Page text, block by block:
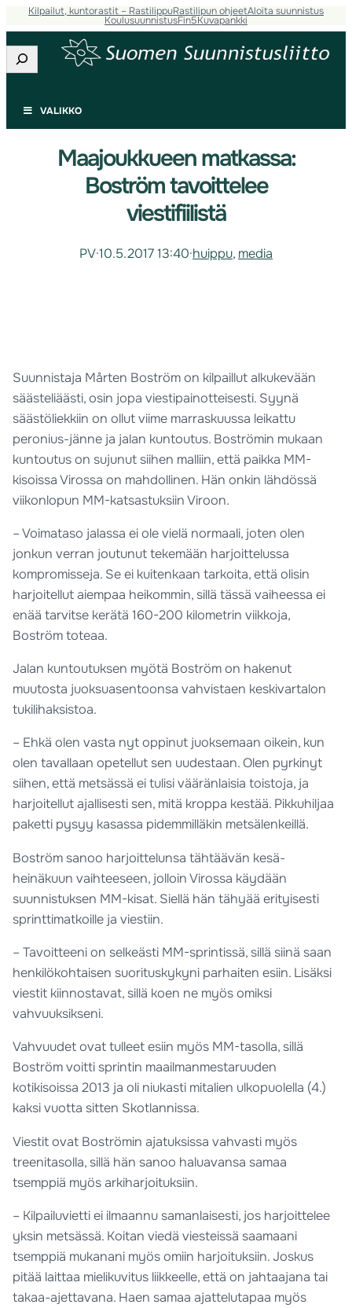
Kilpailut, kuntorastit – RastilippuRastilipun ohjeetAloita suunnistus
KoulusuunnistusFin5Kuvapankki
Etsi
VALIKKO
Maajoukkueen matkassa:
Boström tavoittelee
viestifiilistä
PV·10.5.2017 13:40·huippu, media
Suunnistaja Mårten Boström on kilpaillut alkukevään
säästeliäästi, osin jopa viestipainotteisesti. Syynä
säästöliekkiin on ollut viime marraskuussa leikattu
peronius-jänne ja jalan kuntoutus. Boströmin mukaan
kuntoutus on sujunut siihen malliin, että paikka MM-
kisoissa Virossa on mahdollinen. Hän onkin lähdössä
viikonlopun MM-katsastuksiin Viroon.
– Voimataso jalassa ei ole vielä normaali, joten olen
jonkun verran joutunut tekemään harjoittelussa
kompromisseja. Se ei kuitenkaan tarkoita, että olisin
harjoitellut aiempaa heikommin, sillä tässä vaiheessa ei
enää tarvitse kerätä 160-200 kilometrin viikkoja,
Boström toteaa.
Jalan kuntoutuksen myötä Boström on hakenut
muutosta juoksuasentoonsa vahvistaen keskivartalon
tukilihaksistoa.
– Ehkä olen vasta nyt oppinut juoksemaan oikein, kun
olen tavallaan opetellut sen uudestaan. Olen pyrkinyt
siihen, että metsässä ei tulisi vääränlaisia toistoja, ja
harjoitellut ajallisesti sen, mitä kroppa kestää. Pikkuhiljaa
paketti pysyy kasassa pidemmilläkin metsälenkeillä.
Boström sanoo harjoittelunsa tähtäävän kesä-
heinäkuun vaihteeseen, jolloin Virossa käydään
suunnistuksen MM-kisat. Siellä hän tähyää erityisesti
sprinttimatkoille ja viestiin.
– Tavoitteeni on selkeästi MM-sprintissä, sillä siinä saan
henkilökohtaisen suorituskykyni parhaiten esiin. Lisäksi
viestit kiinnostavat, sillä koen ne myös omiksi
vahvuuksikseni.
Vahvuudet ovat tulleet esiin myös MM-tasolla, sillä
Boström voitti sprintin maailmanmestaruuden
kotikisoissa 2013 ja oli niukasti mitalien ulkopuolella (4.)
kaksi vuotta sitten Skotlannissa.
Viestit ovat Boströmin ajatuksissa vahvasti myös
treenitasolla, sillä hän sanoo haluavansa samaa
tsemppiä myös arkiharjoituksiin.
– Kilpailuvietti ei ilmaannu samanlaisesti, jos harjoittelee
yksin metsässä. Koitan viedä viesteissä saamaani
tsemppiä mukanani myös omiin harjoituksiin. Joskus
pitää laittaa mielikuvitus liikkeelle, että on jahtaajana tai
takaa-ajettavana. Haen samaa ajattelutapaa myös